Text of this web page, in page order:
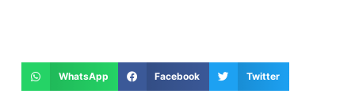
WhatsApp Facebook Twitter